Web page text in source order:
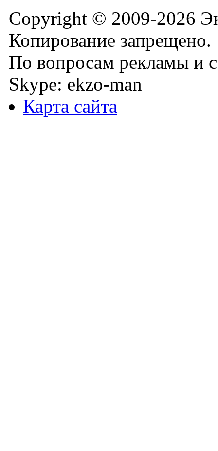
Copyright © 2009-2026
Копирование запрещено.
По вопросам рекламы и
Skype: ekzo-man
Карта сайта